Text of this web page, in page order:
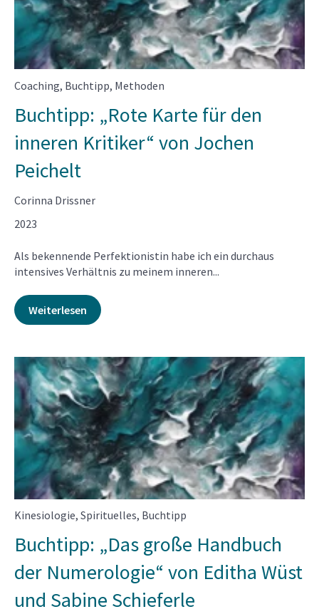
Coaching, Buchtipp, Methoden
Buchtipp: „Rote Karte für den
inneren Kritiker“ von Jochen
Peichelt
Corinna Drissner
2023
Als bekennende Perfektionistin habe ich ein durchaus
intensives Verhältnis zu meinem inneren...
Weiterlesen
Kinesiologie, Spirituelles, Buchtipp
Buchtipp: „Das große Handbuch
der Numerologie“ von Editha Wüst
und Sabine Schieferle